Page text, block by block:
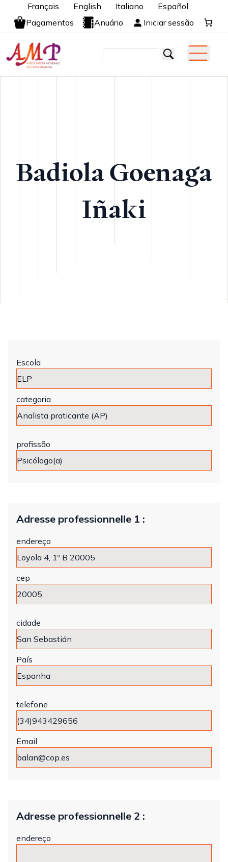
Français English Italiano
Español
Pagamentos
Anuário Iniciar sessão
Badiola Goenaga
Iñaki
Escola
categoria
profissão
Adresse professionnelle 1 :
endereço
cep
cidade
País
telefone
Email
Adresse professionnelle 2 :
endereço